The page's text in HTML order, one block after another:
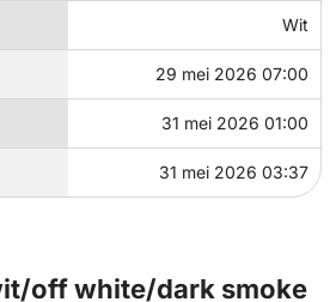
Wit
29 mei 2026 07:00
31 mei 2026 01:00
31 mei 2026 03:37
off white/dark smoke